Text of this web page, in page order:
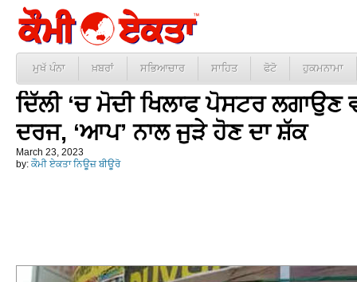
ਮੁਖੱ ਪੰਨਾ ਖ਼ਬਰਾਂ ਸਭਿਆਚਾਰ ਸਾਹਿਤ ਫੋਟੋ ਹੁਕਮਨਾਮਾ
ਦਿੱਲੀ ‘ਚ ਮੋਦੀ ਖਿਲਾਫ ਪੋਸਟਰ ਲਗਾਉਣ
ਦਰਜ, ‘ਆਪ’ ਨਾਲ ਜੁੜੇ ਹੋਣ ਦਾ ਸ਼ੱਕ
March 23, 2023
by: ਕੌਮੀ ਏਕਤਾ ਨਿਊਜ਼ ਬੀਊਰੋ